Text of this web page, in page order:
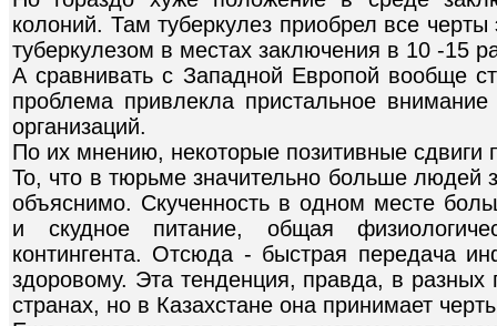
колоний. Там туберкулез приобрел все
туберкулезом в местах заключения в 10 -15
А сравнивать с Западной Европой вообще
проблема привлекла пристальное
организаций.
По их мнению, некоторые позитивные сдвиги
То, что в тюрьме значительно больше людей
объяснимо. Скученность в одном месте
и скудное питание, общая
контингента. Отсюда - быстрая передача
здоровому. Эта тенденция, правда, в разных
странах, но в Казахстане она принимает